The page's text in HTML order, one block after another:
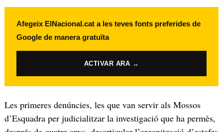
Afegeix ElNacional.cat a les teves fonts preferides de
Google de manera gratuïta
ACTIVAR ARA →
Les primeres denúncies, les que van servir als Mossos
d’Esquadra per judicialitzar la investigació que ha permès,